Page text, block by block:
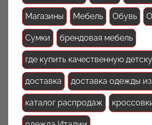
Магазины Мебель Обувь
Сумки брендовая мебель
где купить качественную
доставка доставка одежды
каталог распродаж